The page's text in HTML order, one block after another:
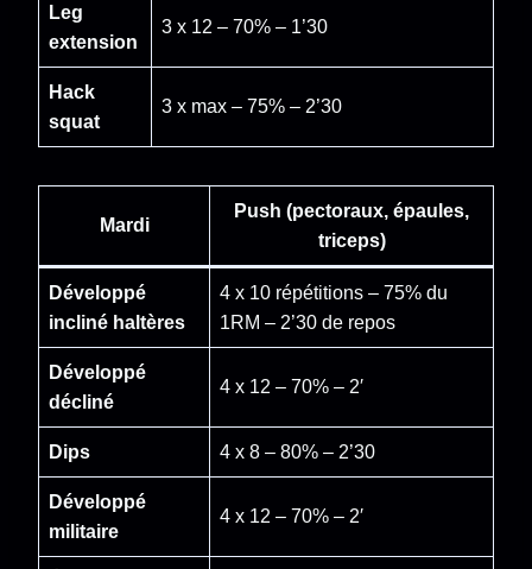
Leg
extension
3 x 12 – 70% – 1’30
Hack
squat
3 x max – 75% – 2’30
Mardi
Push (pectoraux, épaules,
triceps)
Développé
incliné haltères
4 x 10 répétitions – 75% du
1RM – 2’30 de repos
Développé
décliné
4 x 12 – 70% – 2′
Dips 4 x 8 – 80% – 2’30
Développé
militaire
4 x 12 – 70% – 2′